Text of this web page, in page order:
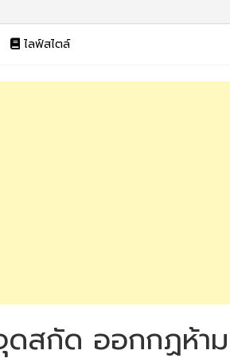
ไลฟ์สไตล์
ดสกัด ออกกฏห้า